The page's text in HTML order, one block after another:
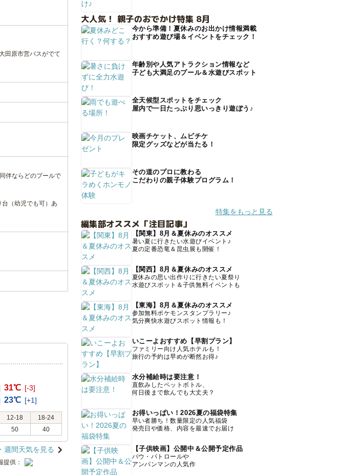
田原市営バスがでて
伴ならどのプールで
（幼児でも可）あ
31℃ [-3]
23℃ [+1]
12-18
18-24
50 40
週間天気を見る
提供：
大人気！ 親子のおでかけ特集 8月
今から準備！夏休みのお出かけ情報満載
おすすめ遊び場＆イベントをチェック！
年齢別や人気アトラクション情報など
子ども大満足のプール＆水遊びスポット
全天候型スポットをチェック
屋内で一日たっぷり思いっきり遊ぼう♪
映画チケット、ムビチケ
限定グッズなどが当たる！
その道のプロに教わる
こだわりの親子体験プログラム！
特集をもっと見る
編集部オススメ「注目記事」
【関東】8月＆夏休みのオススメ
暑い夏に行きたい水遊びイベント♪
夏の定番恐竜＆昆虫展も開催！
【関西】8月＆夏休みのオススメ
夏休みの思い出作りに行きたい夏祭り
水遊びスポット＆子供無料イベントも
【東海】8月＆夏休みのオススメ
参加無料ポケモンスタンプラリー♪
気分爽快水遊びスポット情報も！
いこーよおすすめ【早割プラン】
ファミリー向け人気ホテルも！
旅行の予約は早めが断然お得♪
水分補給時は要注意！
直飲みしたペットボトル、
何日後まで飲んでも大丈夫？
お得いっぱい！2026夏の福袋特集
早い者勝ち！数量限定の人気福袋
発売日や価格、内容を最速でお届け
【子供映画】公開中＆公開予定作品
パウ・パトロールや
アンパンマンの人気作